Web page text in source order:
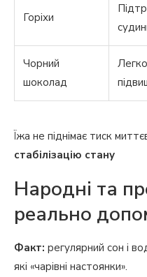
Горіхи
Чорний
шоколад
Легко
Їжа не піднімає тиск
стабілізацію стану
Народні та
реально
Факт: регулярний сон і
які «чарівні настоянки».